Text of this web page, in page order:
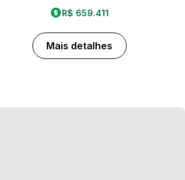
R$ 659.411
Mais detalhes